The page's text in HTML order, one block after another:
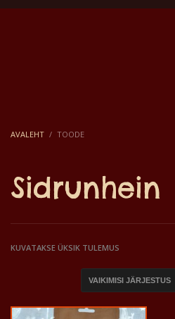
AVALEHT TOODE
Sidrunhein
KUVATAKSE ÜKSIK TULEMUS